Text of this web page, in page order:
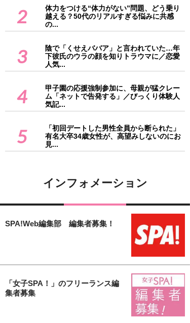
2
体力をつける“体力がない”問題、どう乗り
越える？50代のリアルすぎる悩みに共感
の...
3
陰で「くせえババア」と言われていた…年
下彼氏のウラの顔を知りトラウマに／恋愛
人気...
4
甲子園の応援強制参加に、母親が猛クレー
ム「ネットで告発する」／びっくり体験人
気記...
5
「初回デートした男性全員から断られた」
有名大卒34歳女性が、高望みしないのにお
見...
インフォメーション
SPA!Web編集部 編集者募集！
「女子SPA！」のフリーランス編
集者募集